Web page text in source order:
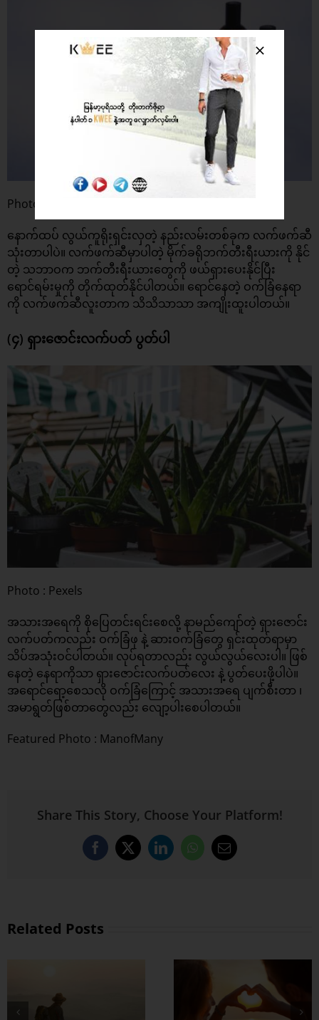
Photo : Pexels
နောက်ထပ် လွယ်ကူရိုးရှင်းလှတဲ့ နည်းလမ်းတစ်ခုက လက်ဖက်ဆီ
သုံးတာပါပဲ။ လက်ဖက်ဆီမှာပါတဲ့ မိုက်ခရိုဘက်တီးရီးယားကို နိုင်
တဲ့ သဘာဝက ဘက်တီးရီးယားတွေကို ဖယ်ရှားပေးနိုင်ပြီး
‌ရောင်ရမ်းမှုကို တိုက်ထုတ်နိုင်ပါတယ်။ ရောင်နေတဲ့ ဝက်ခြံနေရာ
ကို လက်ဖက်ဆီလူးတာက သိသိသာသာ အကျိုးထူးပါတယ်။
(၄) ရှားဇောင်းလက်ပတ် ပွတ်ပါ
Photo : Pexels
အသားအရေကို စိုပြေတင်းရင်းစေလို့ နာမည်ကျော်တဲ့ ရှားဇောင်း
လက်ပတ်ကလည်း ဝက်ခြံဖု နဲ့ ဆားဝက်ခြံတွေ ရှင်းထုတ်ရာမှာ
သိပ်အသုံးဝင်ပါတယ်။ လုပ်ရတာလည်း လွယ်လွယ်လေးပါ။ ဖြစ်
နေတဲ့ နေရာကိုသာ ရှားဇောင်းလက်ပတ်လေး နဲ့ ပွတ်ပေးဖို့ပါပဲ။
အရောင်ရော့စေသလို ဝက်ခြံကြောင့် အသားအရေ ပျက်စီးတာ ၊
အမာရွတ်ဖြစ်တာတွေလည်း လျော့ပါးစေပါတယ်။
Featured Photo : ManofMany
Share This Story, Choose Your Platform!
Facebook
X LinkedInWhatsApp
Email
Related Posts